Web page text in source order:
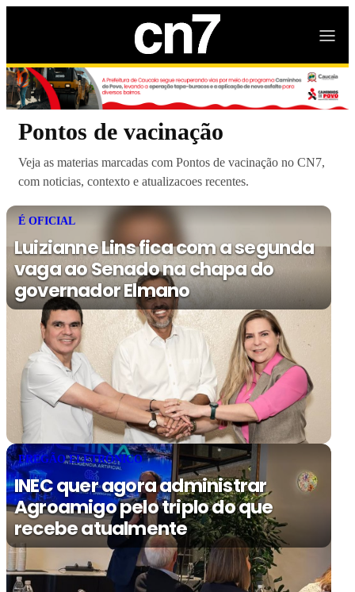
Pontos de vacinação
Veja as materias marcadas com Pontos de vacinação no CN7,
com noticias, contexto e atualizacoes recentes.
É OFICIAL
Luizianne Lins fica com a segunda
vaga ao Senado na chapa do
governador Elmano
PREGÃO ELETRÔNICO
INEC quer agora administrar
Agroamigo pelo triplo do que
recebe atualmente